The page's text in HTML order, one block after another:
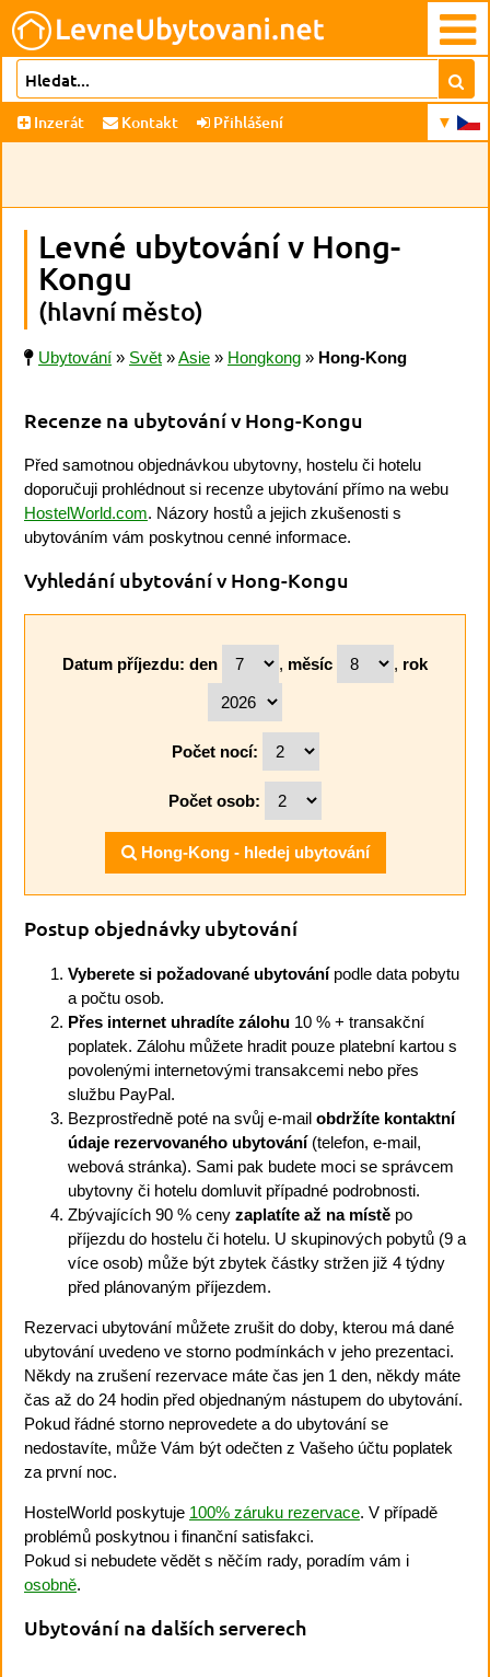
Inzerát Kontakt Přihlášení
Levné ubytování v Hong-
Kongu
(hlavní město)
Ubytování » Svět »Asie » Hongkong » Hong-Kong
Recenze na ubytování v Hong-Kongu
Před samotnou objednávkou ubytovny, hostelu či hotelu
doporučuji prohlédnout si recenze ubytování přímo na webu
HostelWorld.com. Názory hostů a jejich zkušenosti s
ubytováním vám poskytnou cenné informace.
Vyhledání ubytování v Hong-Kongu
Datum příjezdu: den , měsíc , rok
Počet nocí:
Počet osob:
Hong-Kong - hledej ubytování
Postup objednávky ubytování
Vyberete si požadované ubytovánípodle data pobytu
a počtu osob.
Přes internet uhradíte zálohu 10 % + transakční
poplatek. Zálohu můžete hradit pouze platební kartou s
povolenými internetovými transakcemi nebo přes
službu PayPal.
Bezprostředně poté na svůj e-mail obdržíte kontaktní
údaje rezervovaného ubytování(telefon, e-mail,
webová stránka). Sami pak budete moci se správcem
ubytovny či hotelu domluvit případné podrobnosti.
Zbývajících 90 % ceny zaplatíte až na místě po
příjezdu do hostelu či hotelu. U skupinových pobytů (9 a
více osob) může být zbytek částky stržen již 4 týdny
před plánovaným příjezdem.
Rezervaci ubytování můžete zrušit do doby, kterou má dané
ubytování uvedeno ve storno podmínkách v jeho prezentaci.
Někdy na zrušení rezervace máte čas jen 1 den, někdy máte
čas až do 24 hodin před objednaným nástupem do ubytování.
Pokud řádné storno neprovedete a do ubytování se
nedostavíte, může Vám být odečten z Vašeho účtu poplatek
za první noc.
HostelWorld poskytuje 100% záruku rezervace. V případě
problémů poskytnou i finanční satisfakci.
Pokud si nebudete vědět s něčím rady, poradím vám i
osobně.
Ubytování na dalších serverech